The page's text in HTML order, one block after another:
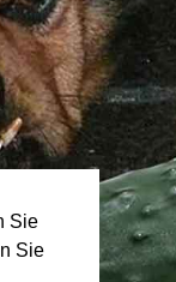
Sie
Sie